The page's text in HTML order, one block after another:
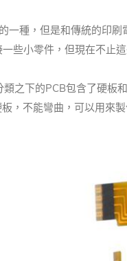
一種，但是和傳統的印
些小零件，但現在不止
類之下的PCB包含了硬
，不能彎曲，可以用來